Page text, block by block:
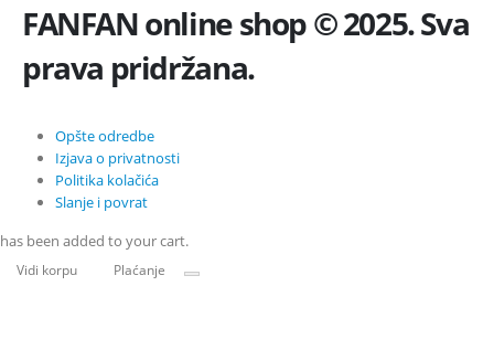
FANFAN online shop © 2025. Sva
prava pridržana.
Opšte odredbe
Izjava o privatnosti
Politika kolačića
Slanje i povrat
has been added to your cart.
Vidi korpu Plaćanje